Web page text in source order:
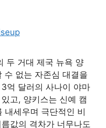
두 거대 제국 뉴욕 양
수 없는 자존심 대결을
억 달러의 사나이 야마
고, 양키스는 신예 캠
세우며 극단적인 비
값의 격차가 너무나도